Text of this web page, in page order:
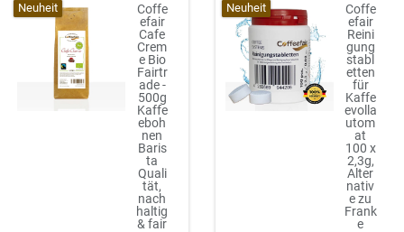
Neuheit
Coffe
efair
Cafe
Crem
e Bio
Fairtr
ade -
500g
Kaffe
eboh
nen
Baris
ta
Quali
tät,
nach
haltig
& fair
Neuheit
Coffe
efair
Reini
gung
stabl
etten
für
Kaffe
evolla
utom
at
100 x
2,3g,
Alter
nativ
e zu
Frank
e